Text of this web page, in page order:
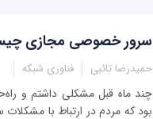
سرور خصوصی مجازی
حمیدرضا تائبی فناوری شبکه
چند ماه قبل مشکلی داشتم و
بود كه مردم در ارتباط با